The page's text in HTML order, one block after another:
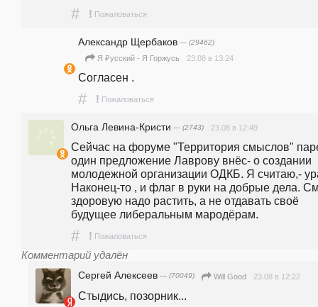
# ! Пожаловаться
Александр Щербаков — (29462)
Я ₽усский - Я Горжусь 23.08 в 13:24
Согласен .
# ! Пожаловаться
Ольга Левина-Кристи — (2743) 23.08 в 12:49
Сейчас на форуме "Территория смыслов"
один предложение Лаврову внёс- о создании
молодежной организации ОДКБ. Я считаю,-
Наконец-то , и флаг в руки на добрые дела.
здоровую надо растить, а не отдавать своё
будущее либеральным мародёрам.
# ! Пожаловаться
Комментарий удалён
Сергей Алексеев — (70049) Will Good 23.08 в 12:22
Стыдись, позорник...